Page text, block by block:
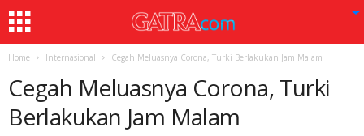
Home Internasional Cegah Meluasnya Corona, Turki Berlakukan Jam Malam
Cegah Meluasnya Corona, Turki
Berlakukan Jam Malam